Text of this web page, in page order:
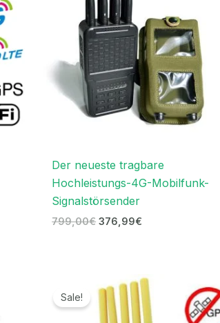
Der neueste tragbare
Hochleistungs-4G-Mobilfunk-
Signalstörsender
799,00€ 376,99€
Sale!
Ursprünglicher
Preis
war:
399,99€
Aktueller
Preis
ist:
189,99€.